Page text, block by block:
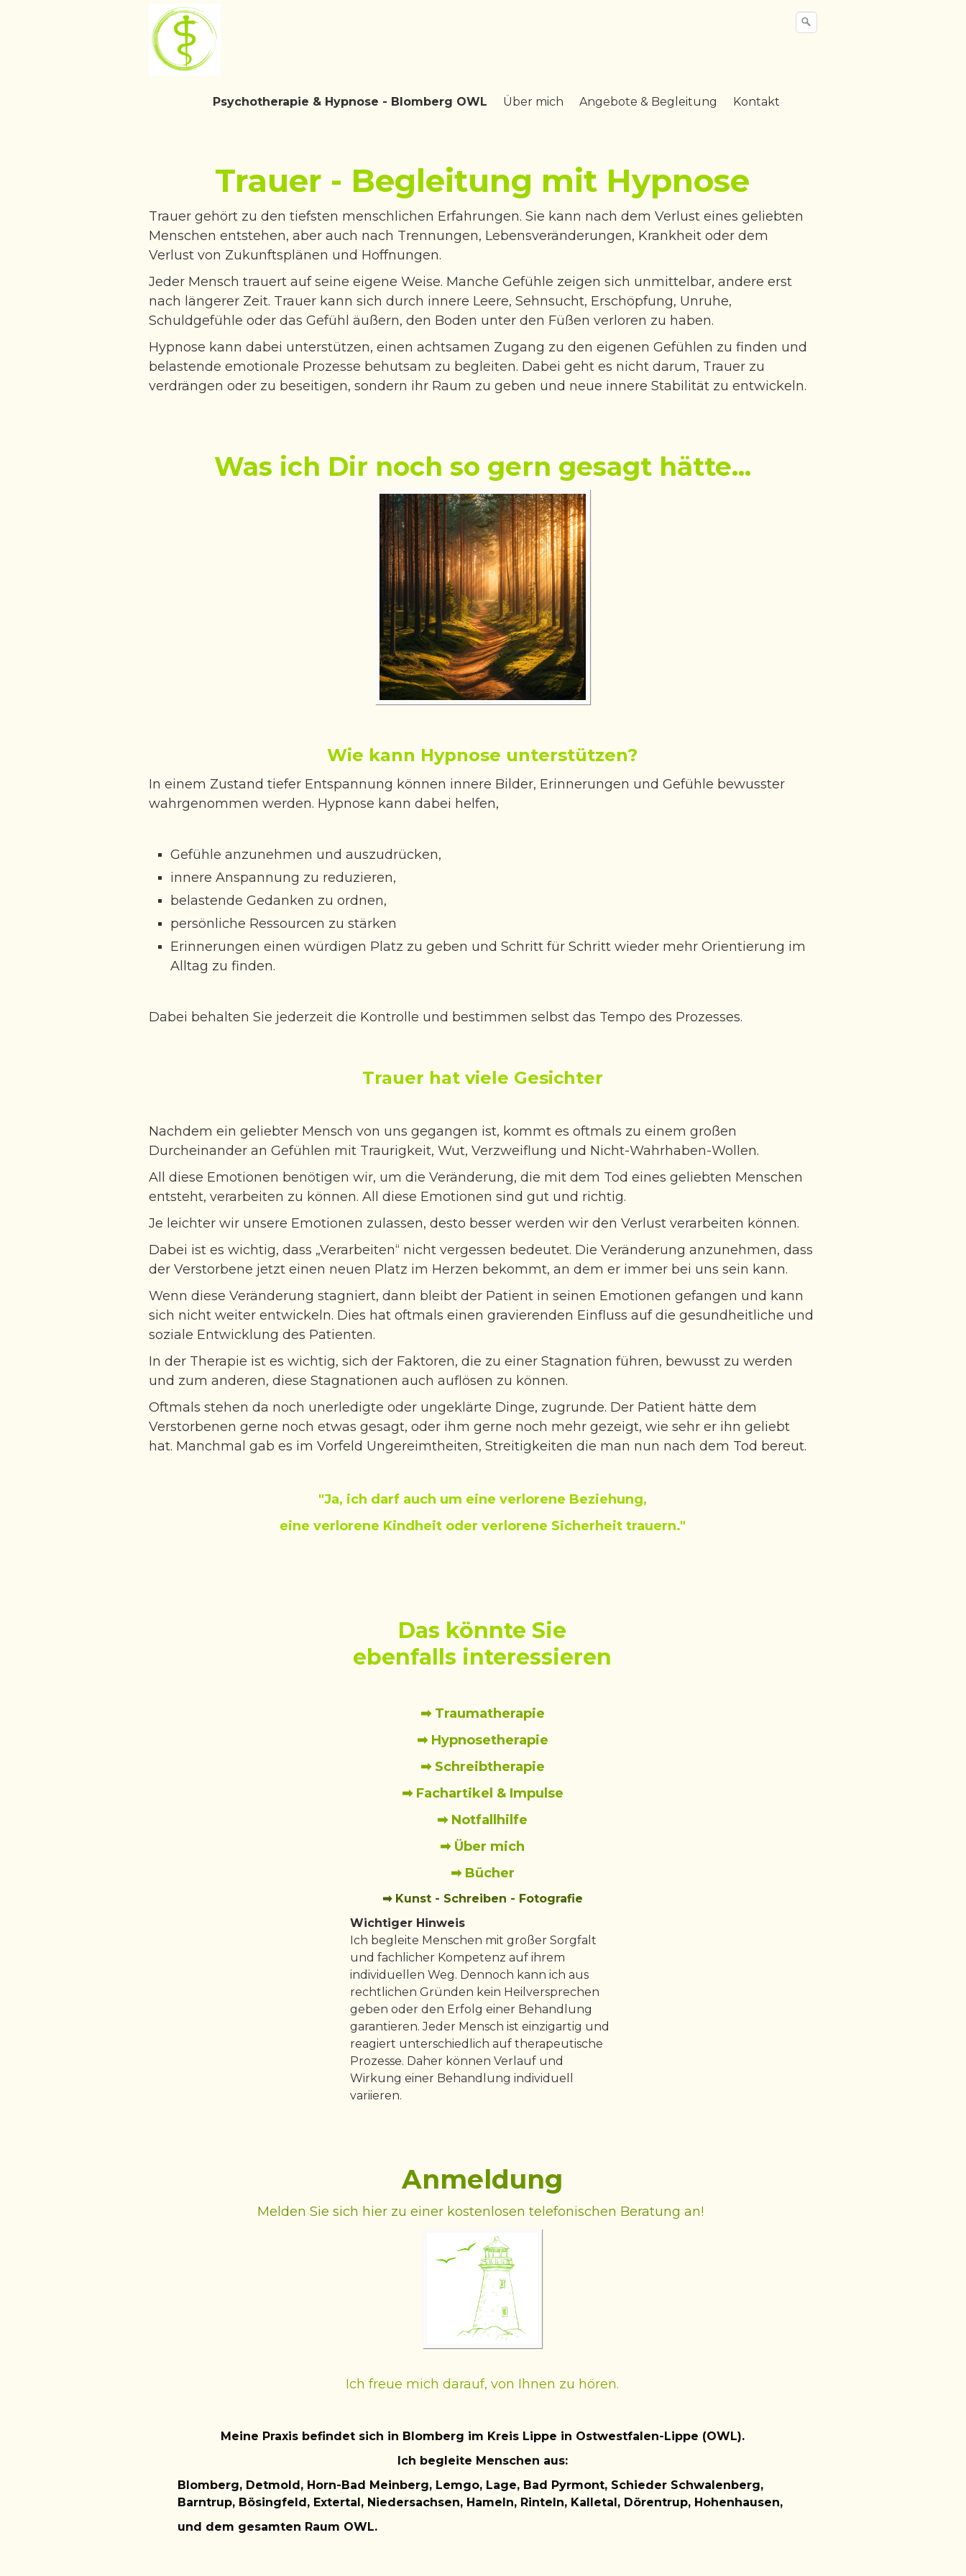
Psychotherapie & Hypnose - Blomberg OWL Über mich Angebote & Begleitung Kontakt
Trauer - Begleitung mit Hypnose
Trauer gehört zu den tiefsten menschlichen Erfahrungen. Sie kann nach dem Verlust eines geliebten
Menschen entstehen, aber auch nach Trennungen, Lebensveränderungen, Krankheit oder dem
Verlust von Zukunftsplänen und Hoffnungen.
Jeder Mensch trauert auf seine eigene Weise. Manche Gefühle zeigen sich unmittelbar, andere erst
nach längerer Zeit. Trauer kann sich durch innere Leere, Sehnsucht, Erschöpfung, Unruhe,
Schuldgefühle oder das Gefühl äußern, den Boden unter den Füßen verloren zu haben.
Hypnose kann dabei unterstützen, einen achtsamen Zugang zu den eigenen Gefühlen zu finden und
belastende emotionale Prozesse behutsam zu begleiten. Dabei geht es nicht darum, Trauer zu
verdrängen oder zu beseitigen, sondern ihr Raum zu geben und neue innere Stabilität zu entwickeln.
Was ich Dir noch so gern gesagt hätte...
Wie kann Hypnose unterstützen?
In einem Zustand tiefer Entspannung können innere Bilder, Erinnerungen und Gefühle bewusster
wahrgenommen werden. Hypnose kann dabei helfen,
Gefühle anzunehmen und auszudrücken,
innere Anspannung zu reduzieren,
belastende Gedanken zu ordnen,
persönliche Ressourcen zu stärken
Erinnerungen einen würdigen Platz zu geben und Schritt für Schritt wieder mehr Orientierung im
Alltag zu finden.
Dabei behalten Sie jederzeit die Kontrolle und bestimmen selbst das Tempo des Prozesses.
Trauer hat viele Gesichter
Nachdem ein geliebter Mensch von uns gegangen ist, kommt es oftmals zu einem großen
Durcheinander an Gefühlen mit Traurigkeit, Wut, Verzweiflung und Nicht-Wahrhaben-Wollen.
All diese Emotionen benötigen wir, um die Veränderung, die mit dem Tod eines geliebten Menschen
entsteht, verarbeiten zu können. All diese Emotionen sind gut und richtig.
Je leichter wir unsere Emotionen zulassen, desto besser werden wir den Verlust verarbeiten können.
Dabei ist es wichtig, dass „Verarbeiten“ nicht vergessen bedeutet. Die Veränderung anzunehmen, dass
der Verstorbene jetzt einen neuen Platz im Herzen bekommt, an dem er immer bei uns sein kann.
Wenn diese Veränderung stagniert, dann bleibt der Patient in seinen Emotionen gefangen und kann
sich nicht weiter entwickeln. Dies hat oftmals einen gravierenden Einfluss auf die gesundheitliche und
soziale Entwicklung des Patienten.
In der Therapie ist es wichtig, sich der Faktoren, die zu einer Stagnation führen, bewusst zu werden
und zum anderen, diese Stagnationen auch auflösen zu können.
Oftmals stehen da noch unerledigte oder ungeklärte Dinge, zugrunde. Der Patient hätte dem
Verstorbenen gerne noch etwas gesagt, oder ihm gerne noch mehr gezeigt, wie sehr er ihn geliebt
hat. Manchmal gab es im Vorfeld Ungereimtheiten, Streitigkeiten die man nun nach dem Tod bereut.
"Ja, ich darf auch um eine verlorene Beziehung,
eine verlorene Kindheit oder verlorene Sicherheit trauern."
Das könnte Sie
ebenfalls interessieren
➡ Traumatherapie
➡ Hypnosetherapie
➡ Schreibtherapie
➡ Fachartikel & Impulse
➡ Notfallhilfe
➡ Über mich
➡ Bücher
➡ Kunst - Schreiben - Fotografie
Wichtiger Hinweis
Ich begleite Menschen mit großer Sorgfalt
und fachlicher Kompetenz auf ihrem
individuellen Weg. Dennoch kann ich aus
rechtlichen Gründen kein Heilversprechen
geben oder den Erfolg einer Behandlung
garantieren. Jeder Mensch ist einzigartig und
reagiert unterschiedlich auf therapeutische
Prozesse. Daher können Verlauf und
Wirkung einer Behandlung individuell
variieren.
Anmeldung
Melden Sie sich hier zu einer kostenlosen telefonischen Beratung an!
Ich freue mich darauf, von Ihnen zu hören.
Meine Praxis befindet sich in Blomberg im Kreis Lippe in Ostwestfalen-Lippe (OWL).
Ich begleite Menschen aus:
Blomberg, Detmold, Horn-Bad Meinberg, Lemgo, Lage, Bad Pyrmont, Schieder Schwalenberg,
Barntrup, Bösingfeld, Extertal, Niedersachsen, Hameln, Rinteln, Kalletal, Dörentrup, Hohenhausen,
und dem gesamten Raum OWL.